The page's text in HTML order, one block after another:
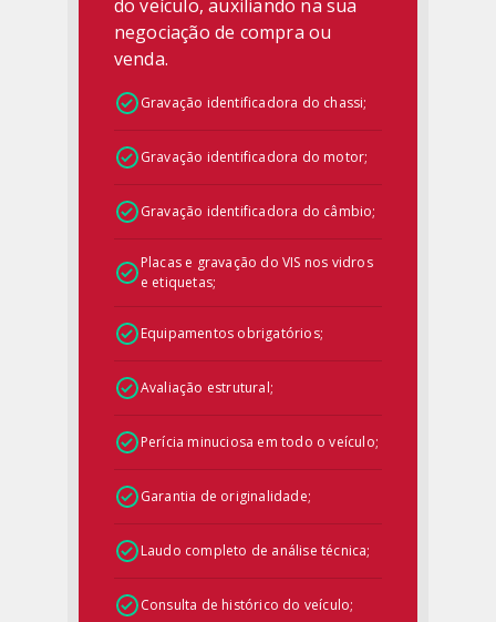
do veículo, auxiliando na sua
negociação de compra ou
venda.
Gravação identificadora do chassi;
Gravação identificadora do motor;
Gravação identificadora do câmbio;
Placas e gravação do VIS nos vidros
e etiquetas;
Equipamentos obrigatórios;
Avaliação estrutural;
Perícia minuciosa em todo o veículo;
Garantia de originalidade;
Laudo completo de análise técnica;
Consulta de histórico do veículo;